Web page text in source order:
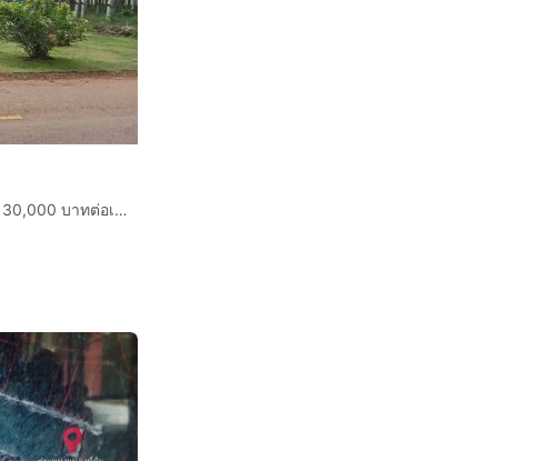
ขายบ้านเดี่ยวพร้อมสวนยาง 8 ปี สร้างรายได้ประมาณ 30,000 บาทต่อเดือน บนที่ดินเกือบ 9 ไร่